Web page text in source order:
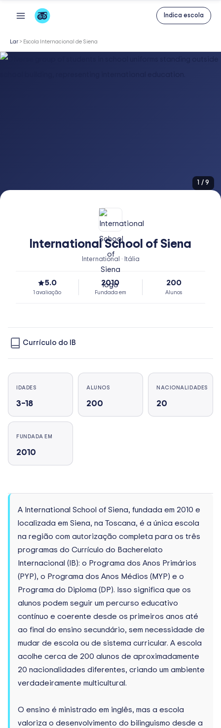
content
Indica escola
Lar > Escola Internacional de Siena
1 / 9
International School of Siena
International · Itália
5.0
1 avaliação
2010
Fundada em
200
Alunos
Currículo do IB
IDADES
3–18
ALUNOS
200
NACIONALIDADES
20
FUNDADA EM
2010
A International School of Siena, fundada em 2010 e
localizada em Siena, na Toscana, é a única escola
na região com autorização completa para os três
programas do Currículo do Bacherelato
Internacional (IB): o Programa dos Anos Primários
(PYP), o Programa dos Anos Médios (MYP) e o
Programa do Diploma (DP). Isso significa que os
alunos podem seguir um percurso educativo
contínuo e coerente desde os primeiros anos até
ao final do ensino secundário, sem necessidade de
mudar de escola ou de sistema curricular. A escola
acolhe cerca de 200 alunos de aproximadamente
20 nacionalidades diferentes, criando um ambiente
verdadeiramente multicultural.
O ensino é ministrado em inglês, mas a escola
valoriza o desenvolvimento do bilinguismo desde a